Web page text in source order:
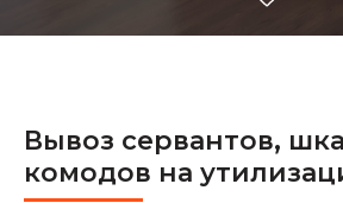
Вывоз сервантов,
комодов на